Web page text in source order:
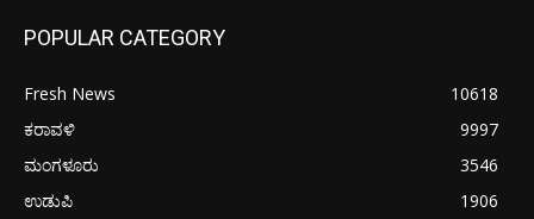
POPULAR CATEGORY
Fresh News
10618
ಕರಾವಳಿ
9997
ಮಂಗಳೂರು
3546
ಉಡುಪಿ
1906